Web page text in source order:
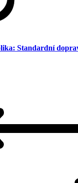
Standardní